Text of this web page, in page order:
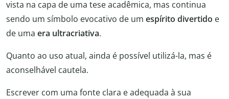
vista na capa de uma tese acadêmica, mas continua
sendo um símbolo evocativo de um espírito divertido e
de uma era ultracriativa.
Quanto ao uso atual, ainda é possível utilizá-la, mas é
aconselhável cautela.
Escrever com uma fonte clara e adequada à sua